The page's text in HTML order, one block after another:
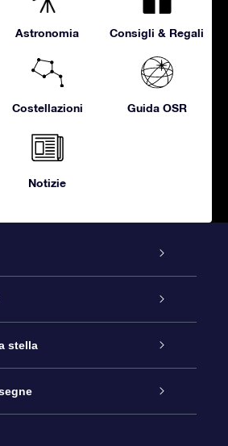
Astronomia Consigli & Regali
Costellazioni Guida OSR
Notizie
OSR
stella